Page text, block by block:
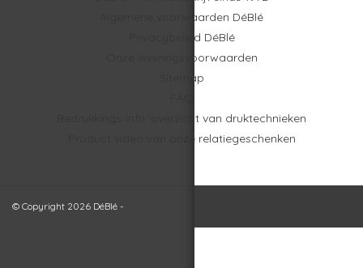
Algemene voorwaarden DéBlé
Privacybeleid DéBlé
Onze leveringsvoorwaarden
Sitemap
Bedrukkings-info: overzicht van druktechnieken
Product video van onze relatiegeschenken
© Copyright 2026 DéBlé -